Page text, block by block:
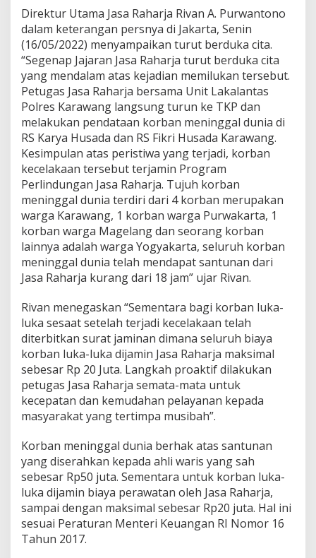
K
a
r
a
w
a
n
g
K
u
r
a
n
g
d
a
1
8
J
a
m
Direktur Utama Jasa Raharja Rivan A. Purwantono
dalam keterangan persnya di Jakarta, Senin
(16/05/2022) menyampaikan turut berduka cita.
“Segenap Jajaran Jasa Raharja turut berduka cita
yang mendalam atas kejadian memilukan tersebut.
Petugas Jasa Raharja bersama Unit Lakalantas
Polres Karawang langsung turun ke TKP dan
melakukan pendataan korban meninggal dunia di
RS Karya Husada dan RS Fikri Husada Karawang.
Kesimpulan atas peristiwa yang terjadi, korban
kecelakaan tersebut terjamin Program
Perlindungan Jasa Raharja. Tujuh korban
meninggal dunia terdiri dari 4 korban merupakan
warga Karawang, 1 korban warga Purwakarta, 1
korban warga Magelang dan seorang korban
lainnya adalah warga Yogyakarta, seluruh korban
meninggal dunia telah mendapat santunan dari
Jasa Raharja kurang dari 18 jam” ujar Rivan.
Rivan menegaskan “Sementara bagi korban luka-
luka sesaat setelah terjadi kecelakaan telah
diterbitkan surat jaminan dimana seluruh biaya
korban luka-luka dijamin Jasa Raharja maksimal
sebesar Rp 20 Juta. Langkah proaktif dilakukan
petugas Jasa Raharja semata-mata untuk
kecepatan dan kemudahan pelayanan kepada
masyarakat yang tertimpa musibah”.
Korban meninggal dunia berhak atas santunan
yang diserahkan kepada ahli waris yang sah
sebesar Rp50 juta. Sementara untuk korban luka-
luka dijamin biaya perawatan oleh Jasa Raharja,
sampai dengan maksimal sebesar Rp20 juta. Hal ini
sesuai Peraturan Menteri Keuangan RI Nomor 16
Tahun 2017.